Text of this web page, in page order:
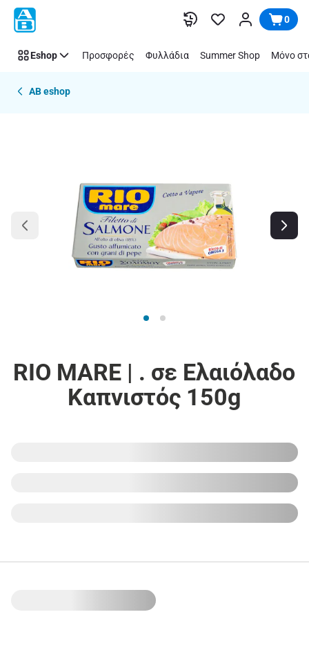
Παράλειψη 0
Eshop Προσφορές Φυλλάδια Summer Shop Μόνο
AB eshop
RIO MARE | . σε Ελαιόλαδο
Καπνιστός 150g